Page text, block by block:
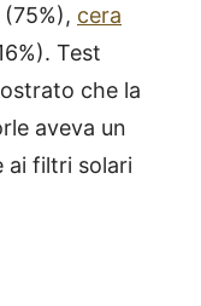
cera
Test
che la
aveva un
ai filtri solari